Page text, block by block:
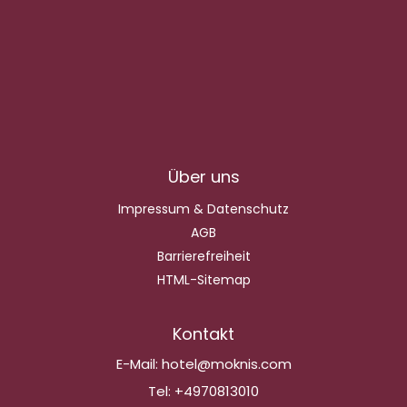
Über uns
Impressum & Datenschutz
AGB
Barrierefreiheit
HTML-Sitemap
Kontakt
E-Mail: hotel@moknis.com
Tel: +4970813010